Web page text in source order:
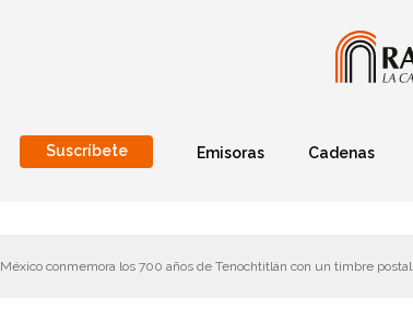
Suscríbete Emisoras Cadenas
México conmemora los 700 años de Tenochtitlán con un timbre postal